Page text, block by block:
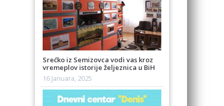
Srećko iz Semizovca vodi vas kroz
vremeplov istorije željeznica u BiH
16 Januara, 2025